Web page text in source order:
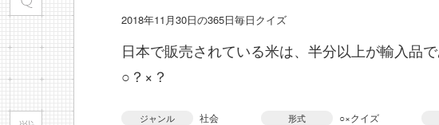
2018年11月30日の365日毎日クイズ
日本で販売されている米は、半分以上が輸入品で
○？×？
ジャンル 社会 形式 ○×クイズ